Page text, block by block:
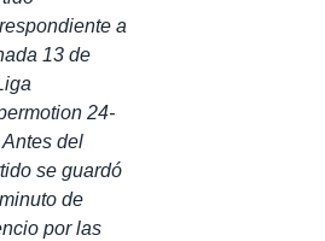
a
13 de
24-
Antes del
se guardó
de
por las